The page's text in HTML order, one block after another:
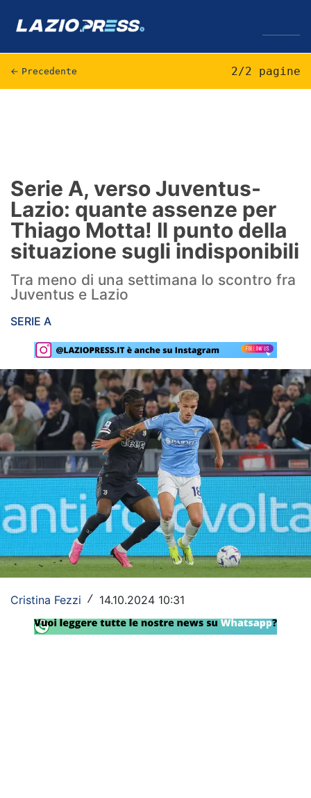
Formello
Infortuni
Primavera
Calciomercato
Lazio Women
Rassegna Lazio
Social
Calcio
Serie A
Champions League
Europa League
Altri Sport
Formula 1
Tennis
Vela
SHOP LAZIO
← Precedente 2/2 pagine
Serie A, verso Juventus-
Lazio: quante assenze per
Thiago Motta! Il punto della
situazione sugli indisponibili
Tra meno di una settimana lo scontro fra
Juventus e Lazio
SERIE A
Cristina Fezzi / 14.10.2024 10:31